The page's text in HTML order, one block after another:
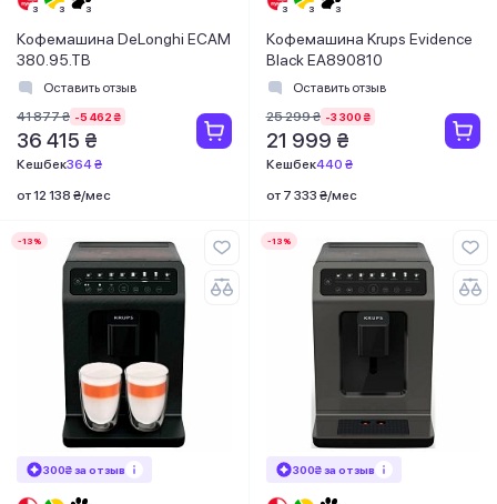
Кофемашина DeLonghi ECAM
380.95.TB
Оставить отзыв
41 877 ₴ -5 462 ₴
36 415 ₴
Кешбек364 ₴
от 12 138 ₴/мес
Кофемашина Krups Evidence
Black EA890810
Оставить отзыв
25 299 ₴ -3 300 ₴
21 999 ₴
Кешбек440 ₴
от 7 333 ₴/мес
-13%
300₴ за отзыв
-13%
300₴ за отзыв